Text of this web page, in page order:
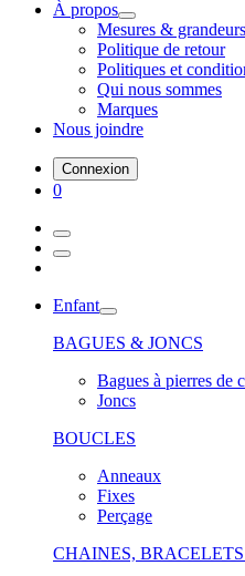
À propos
Mesures & grandeurs
Politique de retour
Politiques et
Qui nous sommes
Marques
Nous joindre
Connexion
0
Enfant
BAGUES & JONCS
Bagues à pierres de
Joncs
BOUCLES
Anneaux
Fixes
Perçage
CHAINES,